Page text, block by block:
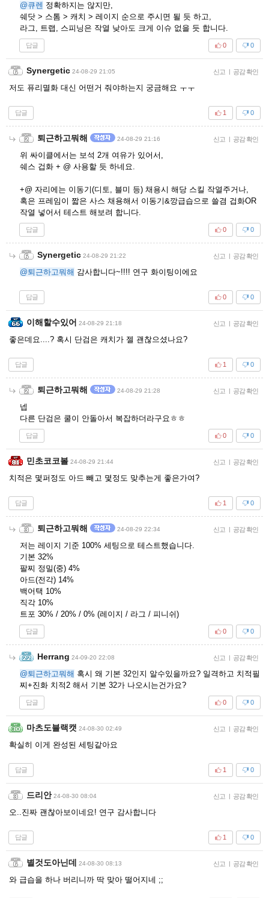
@큐렌 정확하지는 않지만,
쉐닷 > 스톰 > 캐치 > 레이지 순으로 주시면 될 듯 하고,
라그, 트랩, 스피닝은 작열 낮아도 크게 이슈 없을 듯 합니다.
답글 0
0
Synergetic 24-08-29 21:05 신고 | 공감 확인
저도 퓨리멸화 대신 어떤거 줘야하는지 궁금해요 ㅜㅜ
답글 0
1
퇴근하고뭐해 24-08-29 21:16 신고 | 공감 확인
위 싸이클에서는 보석 2개 여유가 있어서,
쉐스 겁화 + @ 사용할 듯 하네요.
+@ 자리에는 이동기(디토, 블미 등) 채용시 해당 스킬 작열주거나,
혹은 프레임이 짧은 사스 채용해서 이동기&깡급습으로 쓸겸 겁화OR
작열 넣어서 테스트 해보려 합니다.
답글 0
0
Synergetic 24-08-29 21:22 신고 | 공감 확인
@퇴근하고뭐해 감사합니다~!!!! 연구 화이팅이에요
답글 0
0
이해할수있어 24-08-29 21:18 신고 | 공감 확인
좋은데요....? 혹시 단검은 캐치가 젤 괜찮으셨나요?
답글 0
1
퇴근하고뭐해 24-08-29 21:28 신고 | 공감 확인
넵
다른 단검은 쿨이 안돌아서 복잡하더라구요ㅎㅎ
답글 0
0
민초코코볼 24-08-29 21:44 신고 | 공감 확인
치적은 몇퍼정도 아드 빼고 몇정도 맞추는게 좋은가여?
답글 0
1
퇴근하고뭐해 24-08-29 22:34 신고 | 공감 확인
저는 레이지 기준 100% 세팅으로 테스트했습니다.
기본 32%
팔찌 정밀(중) 4%
아드(전각) 14%
백어택 10%
직각 10%
트포 30% / 20% / 0% (레이지 / 라그 / 피니쉬)
답글 0
0
Herrang 24-09-20 22:08 신고 | 공감 확인
@퇴근하고뭐해 혹시 왜 기본 32인지 알수있을까요? 일격하고 치적필
찌+진화 치적2 해서 기본 32가 나오시는건가요?
답글 0
0
마츠도블랙캣 24-08-30 02:49 신고 | 공감 확인
확실히 이게 완성된 세팅같아요
답글 0
1
드리안 24-08-30 08:04 신고 | 공감 확인
오..진짜 괜찮아보이네요! 연구 감사합니다
답글 0
1
별것도아닌데 24-08-30 08:13 신고 | 공감 확인
와 급습을 하나 버리니까 딱 맞아 떨어지네 ;;